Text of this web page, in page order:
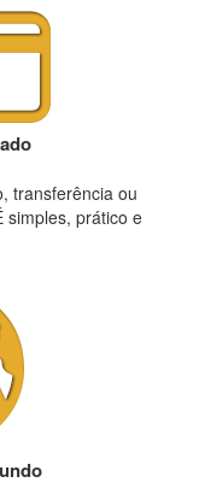
transferência ou
simples, prático e